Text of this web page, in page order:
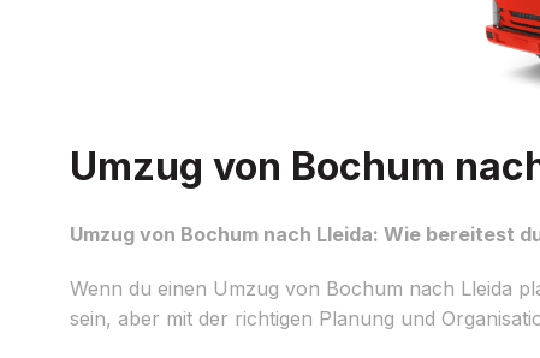
Umzug von Bochum
Umzug von Bochum nach Lleida: Wie bereitest
Wenn du einen Umzug von Bochum nach Lleida
sein, aber mit der richtigen Planung und